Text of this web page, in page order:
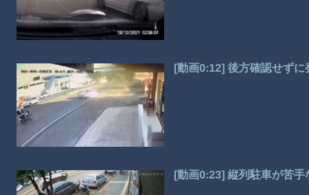
[動画0:12] 後方確認せず
[動画0:23] 縦列駐車が苦